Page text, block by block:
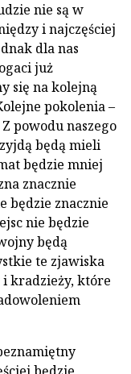
nie są w
i najczęściej
dla nas
już
się na kolejną
pokolenia –
powodu naszego
będą mieli
będzie mniej
znacznie
będzie znacznie
nie będzie
będą
te zjawiska
i kradzieży, które